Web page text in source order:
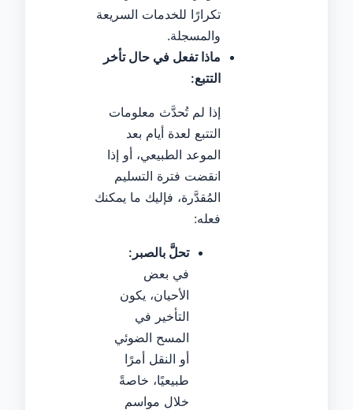
تكرارًا للخدمات السريعة
والمسجلة.
ماذا تفعل في حال تأخر
التتبع:
إذا لم تُحدَّث معلومات
التتبع لعدة أيام بعد
الموعد الطبيعي، أو إذا
انقضت فترة التسليم
المُقدَّرة، فإليك ما يمكنك
فعله:
تحلَّ بالصبر:
في بعض
الأحيان، يكون
التأخير في
المسح الضوئي
أو النقل أمرًا
طبيعيًا، خاصةً
خلال مواسم